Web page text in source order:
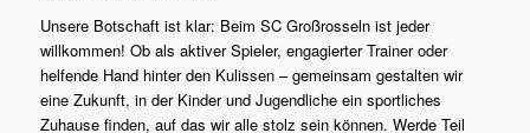
Unsere Botschaft ist klar: Beim SC Großrosseln ist jeder
willkommen! Ob als aktiver Spieler, engagierter Trainer oder
helfende Hand hinter den Kulissen – gemeinsam gestalten wir
eine Zukunft, in der Kinder und Jugendliche ein sportliches
Zuhause finden, auf das wir alle stolz sein können. Werde Teil